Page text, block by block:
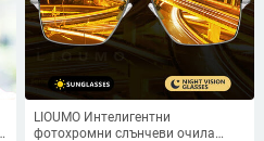
LIOUMO Интелигентни
фотохромни слънчеви очила